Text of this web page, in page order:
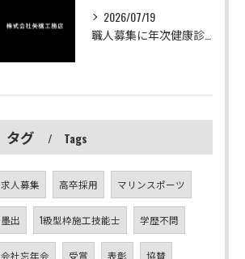
2026/07/19
タグ Tags
求人募集 高卒採用 マリンスポーツ
墨出 1級型枠施工技能士 学歴不問
会社忘年会 受賞 表彰 協賛